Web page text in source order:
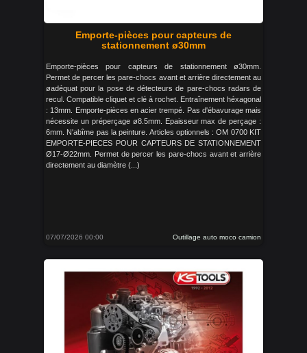
Emporte-pièces pour capteurs de
stationnement ø30mm
Emporte-pièces pour capteurs de stationnement ø30mm.
Permet de percer les pare-chocs avant et arrière directement au
øadéquat pour la pose de détecteurs de pare-chocs radars de
recul. Compatible cliquet et clé à rochet. Entraînement héxagonal
: 13mm. Emporte-pièces en acier trempé. Pas d'ébavurage mais
nécessite un préperçage ø8.5mm. Epaisseur max de perçage :
6mm. N'abîme pas la peinture. Articles optionnels : OM 0700 KIT
EMPORTE-PIECES POUR CAPTEURS DE STATIONNEMENT
Ø17-Ø22mm. Permet de percer les pare-chocs avant et arrière
directement au diamètre (...)
07/07/2026 00:00 Outillage auto moco camion